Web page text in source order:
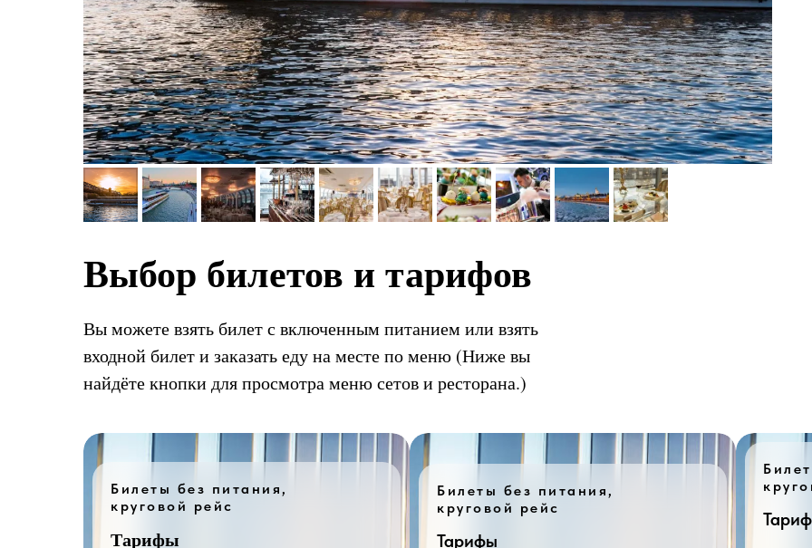
Выбор билетов и тарифов
Вы можете взять билет с включенным питанием или взять
входной билет и заказать еду на месте по меню (Ниже вы
найдёте кнопки для просмотра меню сетов и ресторана.)
Билеты без питания,
круговой рейс
Тарифы
Билеты без питания,
круговой рейс
Тарифы